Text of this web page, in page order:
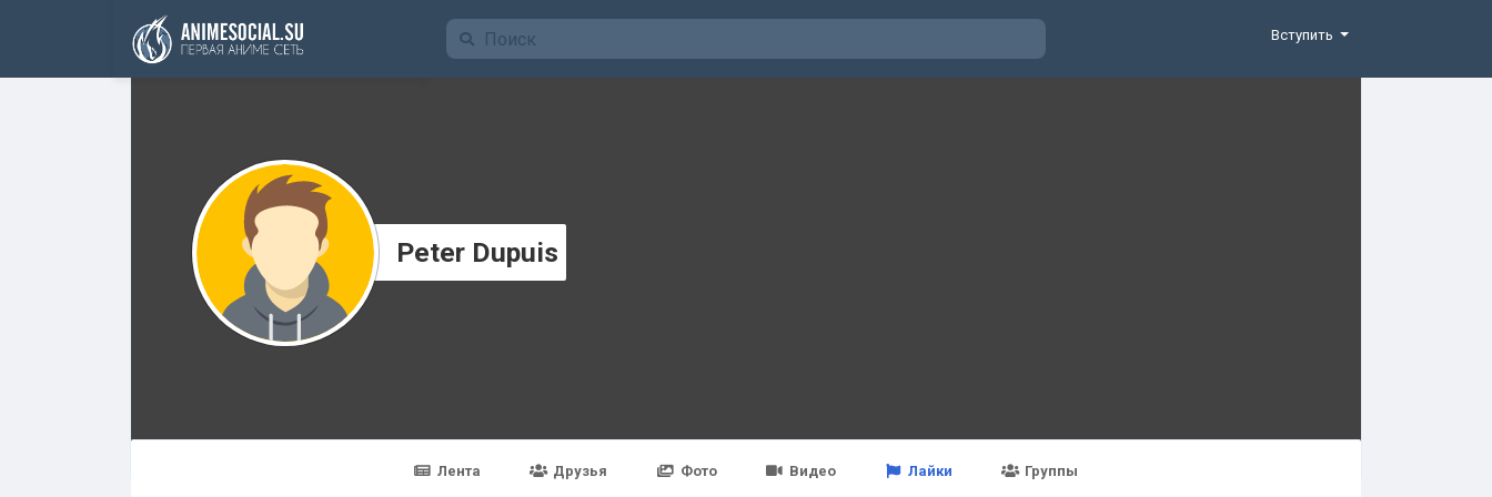
Funding
Вступить
Peter Dupuis
Лента Друзья Фото Видео Лайки Группы